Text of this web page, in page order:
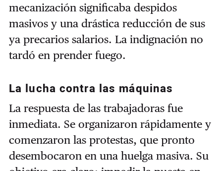
mecanización significaba despidos
masivos y una drástica reducción de sus
ya precarios salarios. La indignación no
tardó en prender fuego.
La lucha contra las máquinas
La respuesta de las trabajadoras fue
inmediata. Se organizaron rápidamente y
comenzaron las protestas, que pronto
desembocaron en una huelga masiva. Su